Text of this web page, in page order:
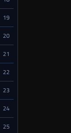
19
20
21
22
23
24
25